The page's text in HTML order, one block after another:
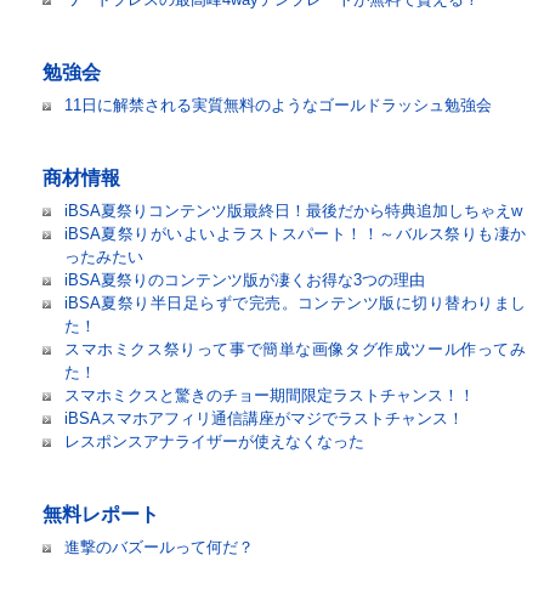
勉強会
11日に解禁される実質無料のようなゴールドラッシュ勉強会
商材情報
iBSA夏祭りコンテンツ版最終日！最後だから特典追加しちゃえw
iBSA夏祭りがいよいよラストスパート！！～バルス祭りも凄か
ったみたい
iBSA夏祭りのコンテンツ版が凄くお得な3つの理由
iBSA夏祭り半日足らずで完売。コンテンツ版に切り替わりまし
た！
スマホミクス祭りって事で簡単な画像タグ作成ツール作ってみ
た！
スマホミクスと驚きのチョー期間限定ラストチャンス！！
iBSAスマホアフィリ通信講座がマジでラストチャンス！
レスポンスアナライザーが使えなくなった
無料レポート
進撃のバズールって何だ？